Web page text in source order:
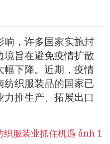
响，许多国家实施封
旨在避免疫情扩散
幅下降。近期，疫情
织服装品的国家已
推生产、拓展出口